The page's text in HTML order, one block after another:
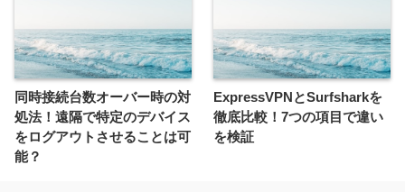
同時接続台数オーバー時の対
処法！遠隔で特定のデバイス
をログアウトさせることは可
能？
ExpressVPNとSurfsharkを
徹底比較！7つの項目で違い
を検証